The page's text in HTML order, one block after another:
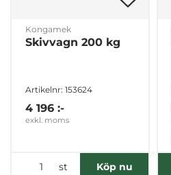
Kongamek
Skivvagn 200 kg
Artikelnr: 153624
4 196 :-
exkl. moms
st Köp nu